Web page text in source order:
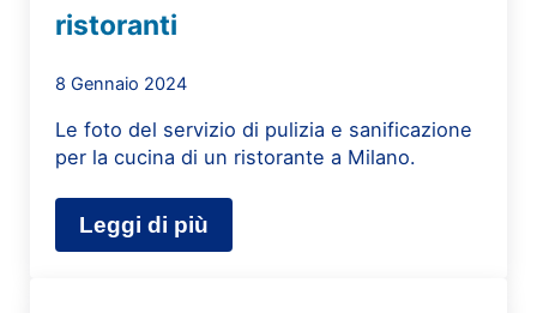
ristoranti
8 Gennaio 2024
Le foto del servizio di pulizia e sanificazione
per la cucina di un ristorante a Milano.
Leggi di piùPulizia e sanificazione cucine